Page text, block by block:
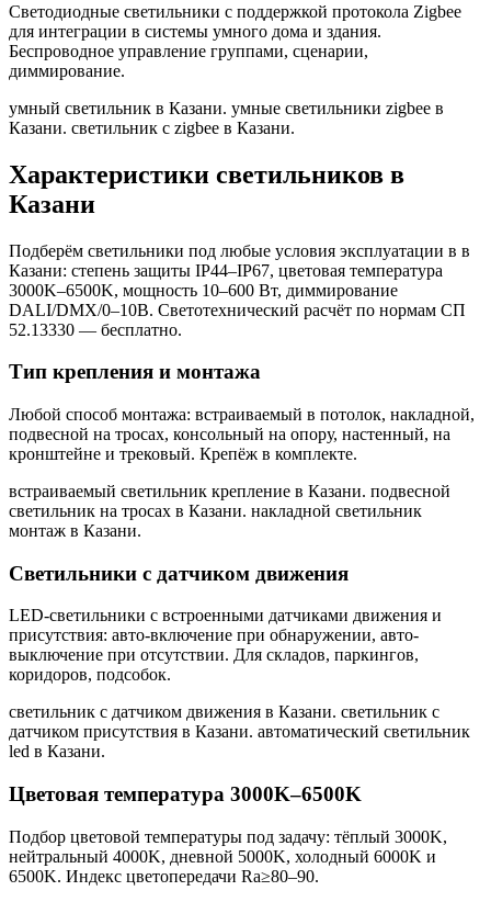
Светодиодные светильники с поддержкой протокола Zigbee
для интеграции в системы умного дома и здания.
Беспроводное управление группами, сценарии,
диммирование.
умный светильник в Казани. умные светильники zigbee в
Казани. светильник с zigbee в Казани.
Характеристики светильников в
Казани
Подберём светильники под любые условия эксплуатации в в
Казани: степень защиты IP44–IP67, цветовая температура
3000K–6500K, мощность 10–600 Вт, диммирование
DALI/DMX/0–10В. Светотехнический расчёт по нормам СП
52.13330 — бесплатно.
Тип крепления и монтажа
Любой способ монтажа: встраиваемый в потолок, накладной,
подвесной на тросах, консольный на опору, настенный, на
кронштейне и трековый. Крепёж в комплекте.
встраиваемый светильник крепление в Казани. подвесной
светильник на тросах в Казани. накладной светильник
монтаж в Казани.
Светильники с датчиком движения
LED-светильники с встроенными датчиками движения и
присутствия: авто-включение при обнаружении, авто-
выключение при отсутствии. Для складов, паркингов,
коридоров, подсобок.
светильник с датчиком движения в Казани. светильник с
датчиком присутствия в Казани. автоматический светильник
led в Казани.
Цветовая температура 3000K–6500K
Подбор цветовой температуры под задачу: тёплый 3000K,
нейтральный 4000K, дневной 5000K, холодный 6000K и
6500K. Индекс цветопередачи Ra≥80–90.